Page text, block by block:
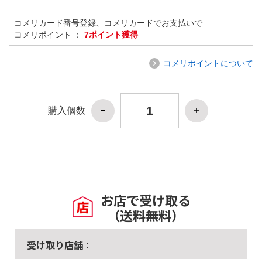
コメリカード番号登録、コメリカードでお支払いで
コメリポイント ： 7ポイント獲得
コメリポイントについて
購入個数
お店で受け取る
（送料無料）
受け取り店舗：